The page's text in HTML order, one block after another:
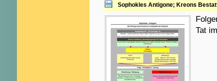
Sophokles Antigone; Kreons
Tat